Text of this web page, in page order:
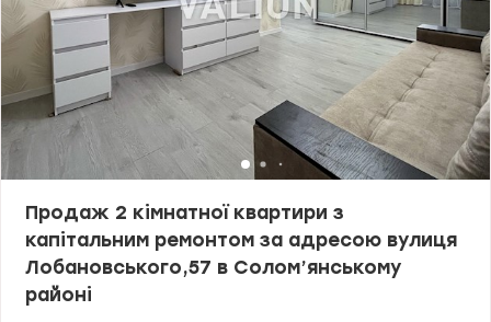
Продаж 2 кімнатної квартири з
капітальним ремонтом за адресою вулиця
Лобановського,57 в Солом’янському
районі